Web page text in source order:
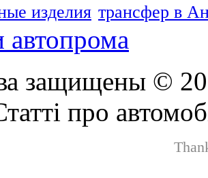
изделия трансфер в
автопрома
защищены ©
про